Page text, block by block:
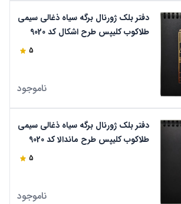
دفتر بلک ژورنال برگه سیاه ذغالی سیمی
طلاکوب کلیپس طرح اشکال کد 9020
5
ناموجود
دفتر بلک ژورنال برگه سیاه ذغالی سیمی
طلاکوب کلیپس طرح ماندالا کد 9020
5
ناموجود